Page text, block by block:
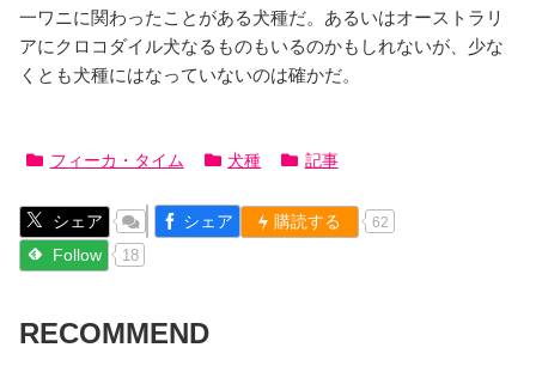
一ワニに関わったことがある犬種だ。あるいはオーストラリ
アにクロコダイル犬なるものもいるのかもしれないが、少な
くとも犬種にはなっていないのは確かだ。
フィーカ・タイム 犬種 記事
シェア シェア 購読する 62
Follow 18
RECOMMEND